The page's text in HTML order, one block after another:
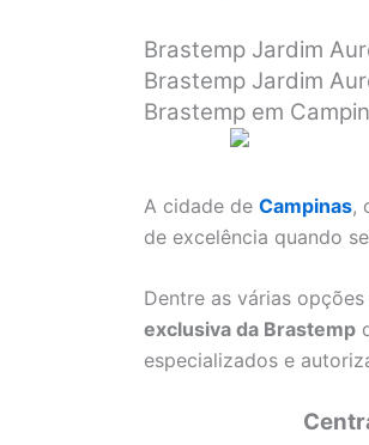
Brastemp Jardim
Brastemp Jardim
Brastemp em
A cidade de Campinas,
de excelência quando
Dentre as várias
exclusiva da Brastemp
especializados e